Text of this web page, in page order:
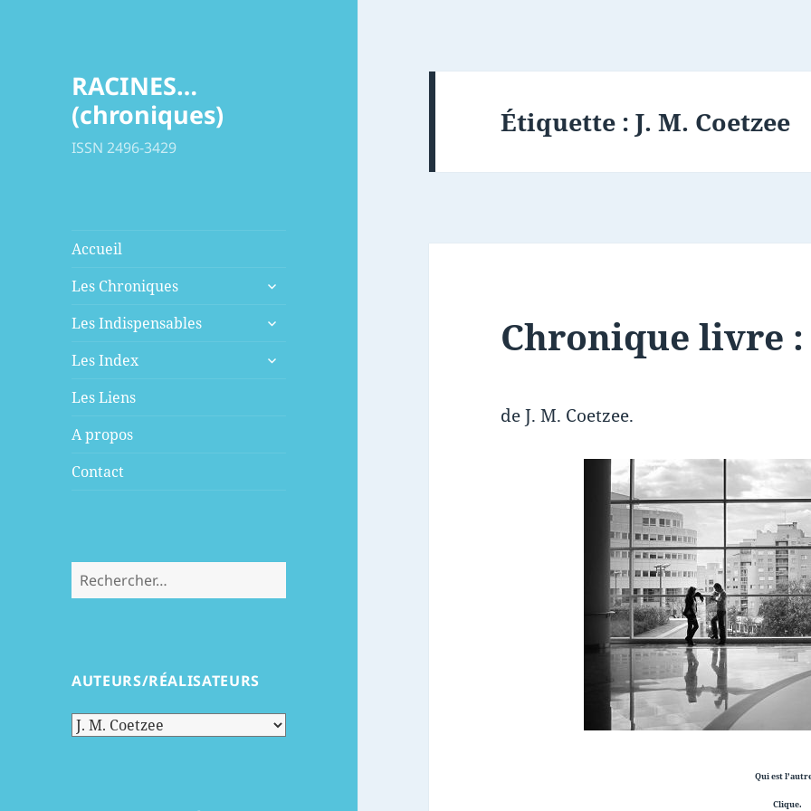
RACINES…
(chroniques)
ISSN 2496-3429
Accueil
Les Chroniques
ouvrir
sous-
Les Indispensables
ouvrir
sous-
Les Index
ouvrir
Les Liens
A propos
Contact
Rechercher :
AUTEURS/RÉALISATEURS
Étiquette :J. M. Coetzee
Chronique livre :
de J. M. Coetzee.
Qui est
Clique.